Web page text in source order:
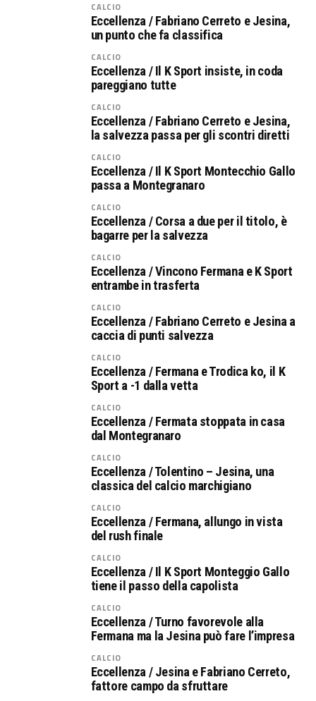
CALCIO
Eccellenza / Fabriano Cerreto e Jesina,
un punto che fa classifica
CALCIO
Eccellenza / Il K Sport insiste, in coda
pareggiano tutte
CALCIO
Eccellenza / Fabriano Cerreto e Jesina,
la salvezza passa per gli scontri diretti
CALCIO
Eccellenza / Il K Sport Montecchio Gallo
passa a Montegranaro
CALCIO
Eccellenza / Corsa a due per il titolo, è
bagarre per la salvezza
CALCIO
Eccellenza / Vincono Fermana e K Sport
entrambe in trasferta
CALCIO
Eccellenza / Fabriano Cerreto e Jesina a
caccia di punti salvezza
CALCIO
Eccellenza / Fermana e Trodica ko, il K
Sport a -1 dalla vetta
CALCIO
Eccellenza / Fermata stoppata in casa
dal Montegranaro
CALCIO
Eccellenza / Tolentino – Jesina, una
classica del calcio marchigiano
CALCIO
Eccellenza / Fermana, allungo in vista
del rush finale
CALCIO
Eccellenza / Il K Sport Monteggio Gallo
tiene il passo della capolista
CALCIO
Eccellenza / Turno favorevole alla
Fermana ma la Jesina può fare l’impresa
CALCIO
Eccellenza / Jesina e Fabriano Cerreto,
fattore campo da sfruttare